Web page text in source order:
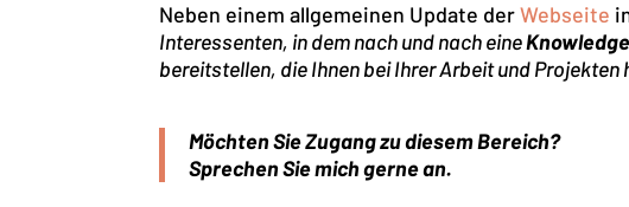
Neben einem allgemeinen Update derWebseite
Interessenten, in dem nach und nach eine
bereitstellen, die Ihnen bei Ihrer Arbeit und Projekten
Möchten Sie Zugang zu diesem Bereich?
Sprechen Sie mich gerne an.